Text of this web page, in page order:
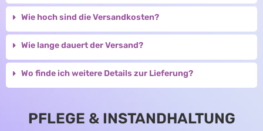
Wie hoch sind die Versandkosten?
Wie lange dauert der Versand?
Wo finde ich weitere Details zur Lieferung?
PFLEGE & INSTANDHALTUNG